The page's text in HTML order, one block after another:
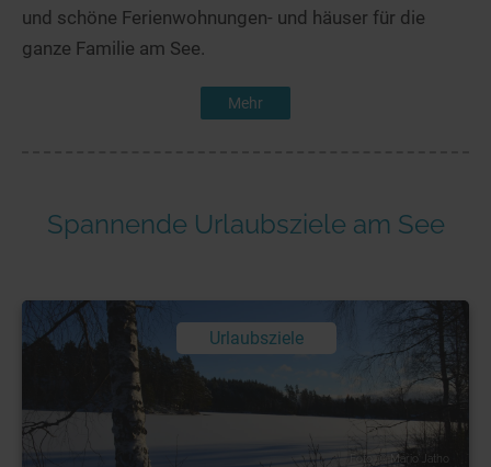
und schöne Ferienwohnungen- und häuser für die
ganze Familie am See.
Mehr
Spannende Urlaubsziele am See
Urlaubsziele
Foto: © Mario Jatho